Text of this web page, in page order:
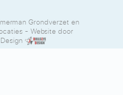
Grondverzet en
- Website door